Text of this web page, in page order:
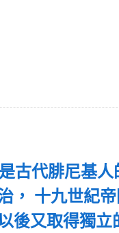
古代腓尼基
， 十九世紀
後又取得獨